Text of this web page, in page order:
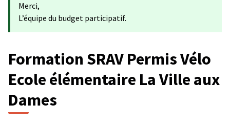
Merci,
L’équipe du budget participatif.
Formation SRAV Permis Vélo
Ecole élémentaire La Ville aux
Dames